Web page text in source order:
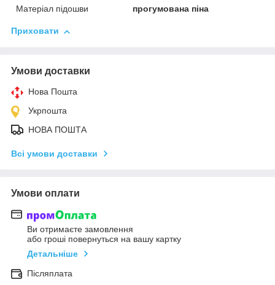
Матеріал підошви
прогумована піна
Приховати
Умови доставки
Нова Пошта
Укрпошта
НОВА ПОШТА
Всі умови доставки
Умови оплати
Ви отримаєте замовлення
або гроші повернуться на вашу картку
Детальніше
Післяплата